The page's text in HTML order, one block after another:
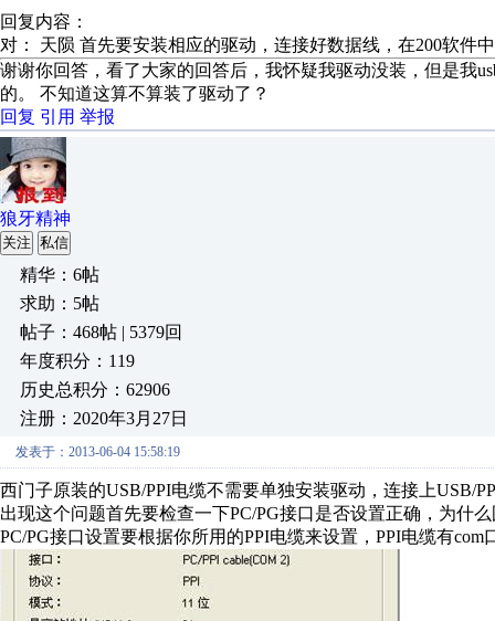
回复内容：
对： 天陨 首先要安装相应的驱动，连接好数据线，在200软件
谢谢你回答，看了大家的回答后，我怀疑我驱动没装，但是我
的。 不知道这算不算装了驱动了？
回复 引用 举报
狼牙精神
关注 私信
精华：6帖
求助：5帖
帖子：468帖 | 5379回
年度积分：119
历史总积分：62906
注册：2020年3月27日
发表于：2013-06-04 15:58:19
西门子原装的USB/PPI电缆不需要单独安装驱动，连接上USB/
出现这个问题首先要检查一下PC/PG接口是否设置正确，为什
PC/PG接口设置要根据你所用的PPI电缆来设置，PPI电缆有